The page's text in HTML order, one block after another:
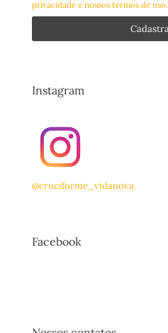
privacidade e nossos termos de uso.
Instagram
@cruciforme_vidanova
Facebook